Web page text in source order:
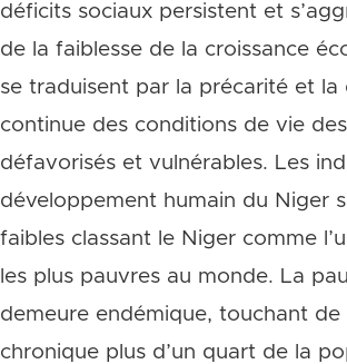
déficits sociaux persistent et
de la faiblesse de la croissance
se traduisent par la précarité et la
continue des conditions de vie
défavorisés et vulnérables. Les
développement humain du Niger
faibles classant le Niger comme
les plus pauvres au monde. La
demeure endémique, touchant de
chronique plus d’un quart de la